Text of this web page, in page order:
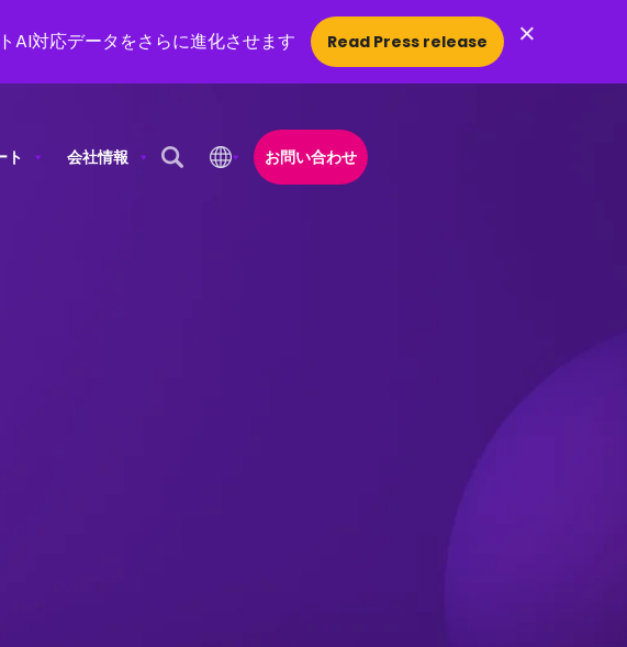
AI対応データをさらに進化させます Read Press release ×
ト
会社情報
Open Search Popup
お問い合わせ